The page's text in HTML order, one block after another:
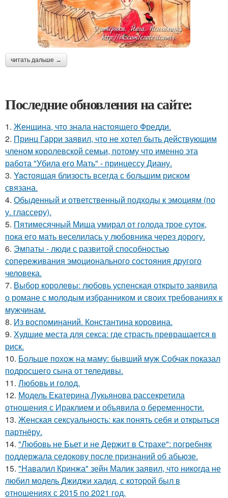
читать дальше →
Последние обновления на сайте:
1. Женщина, что знала настоящего Фредди.
2. Принц Гарри заявил, что не хотел быть действующим
членом королевской семьи, потому что именно эта
работа "Убила его Мать" - принцессу Диану.
3. Yacтоящая близость всегда с большим риском
связана.
4. Обыденный и ответственный подходы к эмоциям (по
у. глассеру).
5. Пятимесячный Миша умирал от голода трое суток,
пока его мать веселилась у любовника через дорогу.
6. Эмпаты - люди с развитой способностью
сопереживания эмоционального состояния другого
человека.
7. Выбор королевы: любовь успенская открыто заявила
о романе с молодым избранником и своих требованиях к
мужчинам.
8. Из воспоминаний. Константина коровина.
9. Худшие места для секса: где страсть превращается в
риск.
10. Больше похож на маму: бывший муж Собчак показал
подросшего сына от теледивы.
11. Любовь и гoлoд.
12. Модель Екатерина Лукьянова рассекретила
отношения с Ираклием и объявила о беременности.
13. Женская сексуальность: как понять себя и открыться
партнёру.
14. "Любовь не Бьет и не Держит в Страхе": погребняк
поддержала седокову после признаний об абьюзе.
15. "Навалил Кринжа" зейн Малик заявил, что никогда не
любил модель Джиджи хадид, с которой был в
отношениях с 2015 по 2021 год.